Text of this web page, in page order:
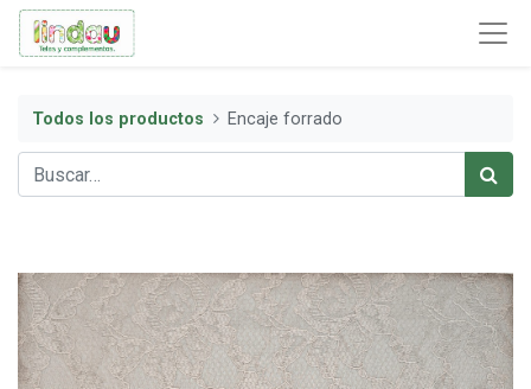
Todos los productos Encaje forrado